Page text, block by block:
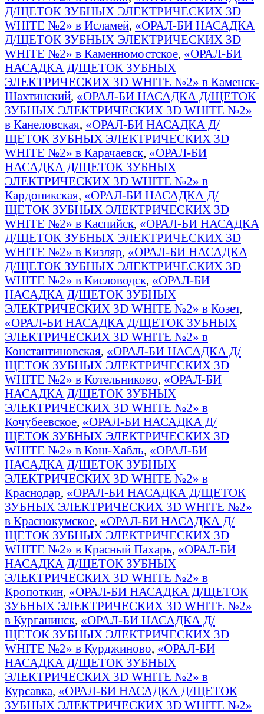
Д/ЩЕТОК ЗУБНЫХ ЭЛЕКТРИЧЕСКИХ 3D
WHITE №2» в Исламей, «ОРАЛ-БИ НАСАДКА
Д/ЩЕТОК ЗУБНЫХ ЭЛЕКТРИЧЕСКИХ 3D
WHITE №2» в Каменномостское, «ОРАЛ-БИ
НАСАДКА Д/ЩЕТОК ЗУБНЫХ
ЭЛЕКТРИЧЕСКИХ 3D WHITE №2» в Каменск-
Шахтинский, «ОРАЛ-БИ НАСАДКА Д/ЩЕТОК
ЗУБНЫХ ЭЛЕКТРИЧЕСКИХ 3D WHITE №2»
в Канеловская, «ОРАЛ-БИ НАСАДКА Д/
ЩЕТОК ЗУБНЫХ ЭЛЕКТРИЧЕСКИХ 3D
WHITE №2» в Карачаевск, «ОРАЛ-БИ
НАСАДКА Д/ЩЕТОК ЗУБНЫХ
ЭЛЕКТРИЧЕСКИХ 3D WHITE №2» в
Кардоникская, «ОРАЛ-БИ НАСАДКА Д/
ЩЕТОК ЗУБНЫХ ЭЛЕКТРИЧЕСКИХ 3D
WHITE №2» в Каспийск, «ОРАЛ-БИ НАСАДКА
Д/ЩЕТОК ЗУБНЫХ ЭЛЕКТРИЧЕСКИХ 3D
WHITE №2» в Кизляр, «ОРАЛ-БИ НАСАДКА
Д/ЩЕТОК ЗУБНЫХ ЭЛЕКТРИЧЕСКИХ 3D
WHITE №2» в Кисловодск, «ОРАЛ-БИ
НАСАДКА Д/ЩЕТОК ЗУБНЫХ
ЭЛЕКТРИЧЕСКИХ 3D WHITE №2» в Козет,
«ОРАЛ-БИ НАСАДКА Д/ЩЕТОК ЗУБНЫХ
ЭЛЕКТРИЧЕСКИХ 3D WHITE №2» в
Константиновская, «ОРАЛ-БИ НАСАДКА Д/
ЩЕТОК ЗУБНЫХ ЭЛЕКТРИЧЕСКИХ 3D
WHITE №2» в Котельниково, «ОРАЛ-БИ
НАСАДКА Д/ЩЕТОК ЗУБНЫХ
ЭЛЕКТРИЧЕСКИХ 3D WHITE №2» в
Кочубеевское, «ОРАЛ-БИ НАСАДКА Д/
ЩЕТОК ЗУБНЫХ ЭЛЕКТРИЧЕСКИХ 3D
WHITE №2» в Кош-Хабль, «ОРАЛ-БИ
НАСАДКА Д/ЩЕТОК ЗУБНЫХ
ЭЛЕКТРИЧЕСКИХ 3D WHITE №2» в
Краснодар, «ОРАЛ-БИ НАСАДКА Д/ЩЕТОК
ЗУБНЫХ ЭЛЕКТРИЧЕСКИХ 3D WHITE №2»
в Краснокумское, «ОРАЛ-БИ НАСАДКА Д/
ЩЕТОК ЗУБНЫХ ЭЛЕКТРИЧЕСКИХ 3D
WHITE №2» в Красный Пахарь, «ОРАЛ-БИ
НАСАДКА Д/ЩЕТОК ЗУБНЫХ
ЭЛЕКТРИЧЕСКИХ 3D WHITE №2» в
Кропоткин, «ОРАЛ-БИ НАСАДКА Д/ЩЕТОК
ЗУБНЫХ ЭЛЕКТРИЧЕСКИХ 3D WHITE №2»
в Курганинск, «ОРАЛ-БИ НАСАДКА Д/
ЩЕТОК ЗУБНЫХ ЭЛЕКТРИЧЕСКИХ 3D
WHITE №2» в Курджиново, «ОРАЛ-БИ
НАСАДКА Д/ЩЕТОК ЗУБНЫХ
ЭЛЕКТРИЧЕСКИХ 3D WHITE №2» в
Курсавка, «ОРАЛ-БИ НАСАДКА Д/ЩЕТОК
ЗУБНЫХ ЭЛЕКТРИЧЕСКИХ 3D WHITE №2»